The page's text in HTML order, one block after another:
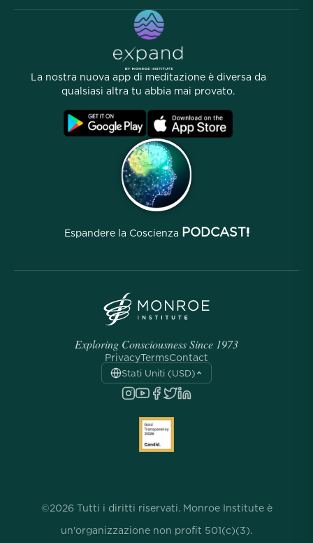
Articoli
Programma di Affiliazione
La nostra nuova app di meditazione è diversa da
qualsiasi altra tu abbia mai provato.
Espandere la Coscienza PODCAST!
Exploring Consciousness Since 1973
PrivacyTermsContact
Stati Uniti (USD)
©2026 Tutti i diritti riservati. Monroe Institute è
un'organizzazione non profit 501(c)(3).